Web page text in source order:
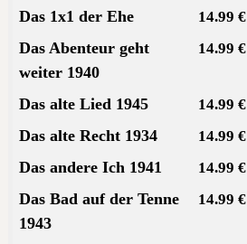
Das 1x1 der Ehe 14.99 €
Das Abenteur geht
weiter 1940
14.99 €
Das alte Lied 1945 14.99 €
Das alte Recht 1934 14.99 €
Das andere Ich 1941 14.99 €
Das Bad auf der Tenne
1943
14.99 €